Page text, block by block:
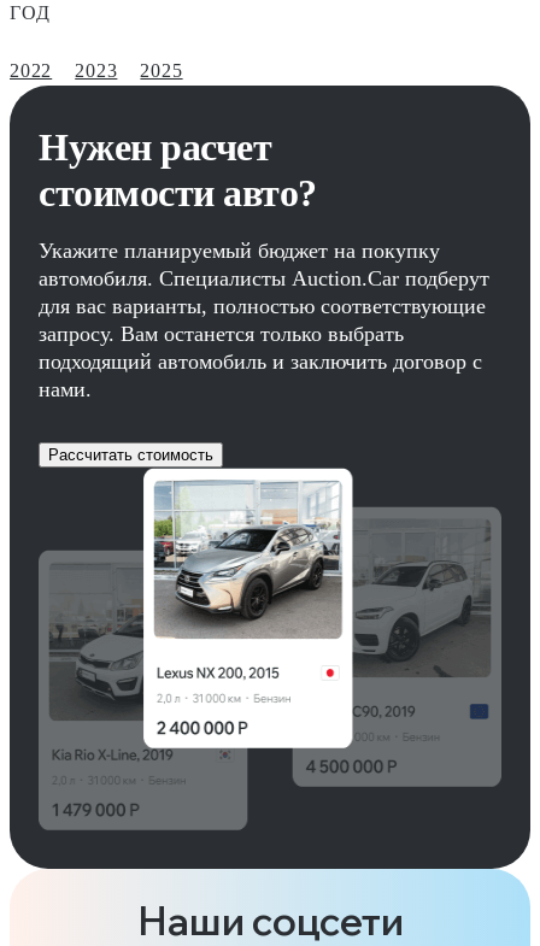
ГОД
2022 2023 2025
Нужен расчет
стоимости авто?
Укажите планируемый бюджет на покупку
автомобиля. Специалисты Auction.Car подберут
для вас варианты, полностью соответствующие
запросу. Вам останется только выбрать
подходящий автомобиль и заключить договор с
нами.
Рассчитать стоимость
Наши соцсети